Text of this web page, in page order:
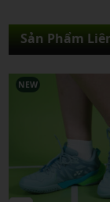
Sản Phẩm
NEW